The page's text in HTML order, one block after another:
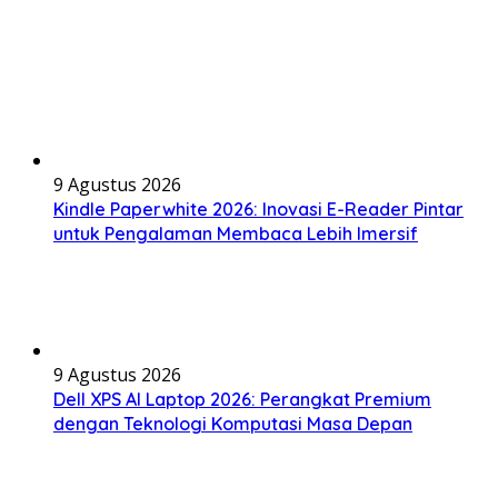
9 Agustus 2026
Kindle Paperwhite 2026: Inovasi E-Reader Pintar
untuk Pengalaman Membaca Lebih Imersif
9 Agustus 2026
Dell XPS AI Laptop 2026: Perangkat Premium
dengan Teknologi Komputasi Masa Depan